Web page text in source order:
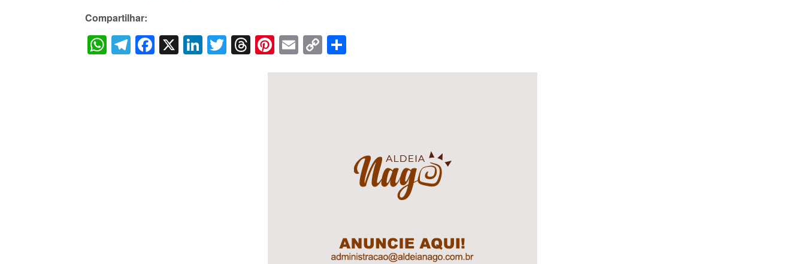
Compartilhar:
WhatsApp
Telegram
Facebook
X LinkedIn
Twitter
Threads
Pinterest
Email
Copy
Link